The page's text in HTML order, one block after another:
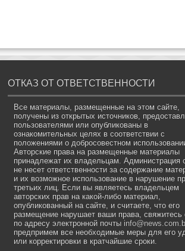
ОТКАЗ ОТ ОТВЕТСТВЕННОСТИ
Все материалы, размещенные на этом сайте,
получены из открытых источников,
пользователями или опубликованы в
ознакомительных целях в соответствии с
положениями о добросовестном
Авторские права на размещенные материалы
принадлежат их владельцам. Администрация
не несет ответственности за содержание
и их возможное использование в нарушение
третьих лиц. Если вы являетесь владельцем
авторских прав на какой-либо материал,
опубликованный на сайте, и считаете, что его
размещение нарушает ваши права, свяжитесь
по адресу электронной почты
предпримем все необходимые меры для его
или корректировки в кратчайшие сроки.